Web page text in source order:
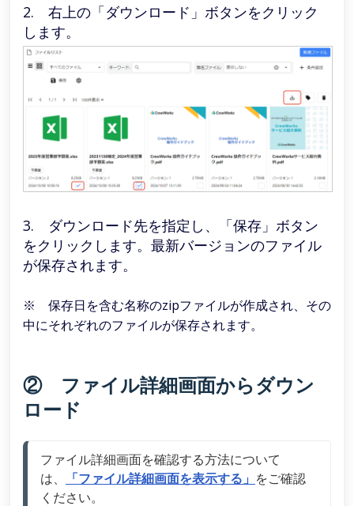
2. 右上の「ダウンロード」ボタンをクリック
します。
3. ダウンロード先を指定し、「保存」ボタン
をクリックします。最新バージョンのファイル
が保存されます。
※ 保存日を含む名称のzipファイルが作成され、その
中にそれぞれのファイルが保存されます。
② ファイル詳細画面からダウン
ロード
ファイル詳細画面を確認する方法について
は、
「ファイル詳細画面を表示する」 をご確認
ください。